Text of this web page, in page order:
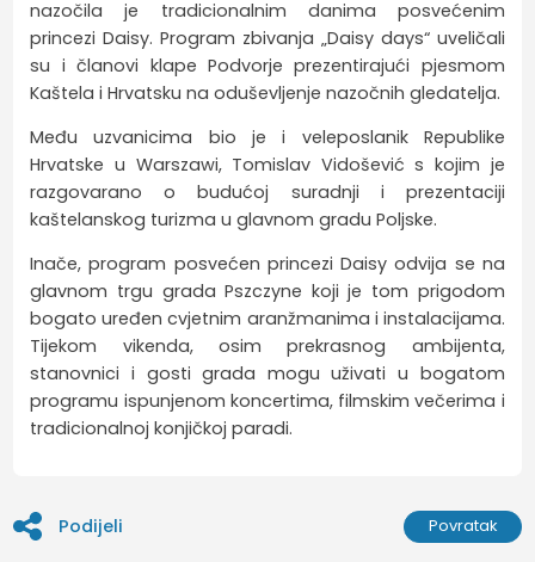
nazočila je tradicionalnim danima posvećenim
princezi Daisy. Program zbivanja „Daisy days“ uveličali
su i članovi klape Podvorje prezentirajući pjesmom
Kaštela i Hrvatsku na oduševljenje nazočnih gledatelja.
Među uzvanicima bio je i veleposlanik Republike
Hrvatske u Warszawi, Tomislav Vidošević s kojim je
razgovarano o budućoj suradnji i prezentaciji
kaštelanskog turizma u glavnom gradu Poljske.
Inače, program posvećen princezi Daisy odvija se na
glavnom trgu grada Pszczyne koji je tom prigodom
bogato uređen cvjetnim aranžmanima i instalacijama.
Tijekom vikenda, osim prekrasnog ambijenta,
stanovnici i gosti grada mogu uživati u bogatom
programu ispunjenom koncertima, filmskim večerima i
tradicionalnoj konjičkoj paradi.
Podijeli Povratak